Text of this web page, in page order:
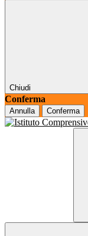
Chiudi
Conferma
Annulla Conferma